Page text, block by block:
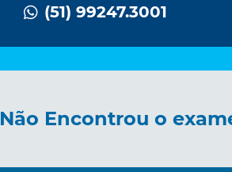
(51) 99247.3001
Não Encontrou o